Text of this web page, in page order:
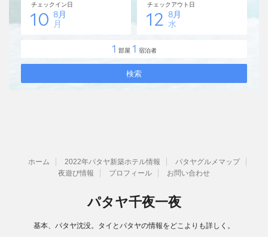
ホーム 2022年パタヤ新築ホテル情報
パタヤグルメマップ
夜遊び情報
プロフィール お問い合わせ
パタヤ千夜一夜
基本、パタヤ沈没。タイとパタヤの情報をどこよりも詳しく。